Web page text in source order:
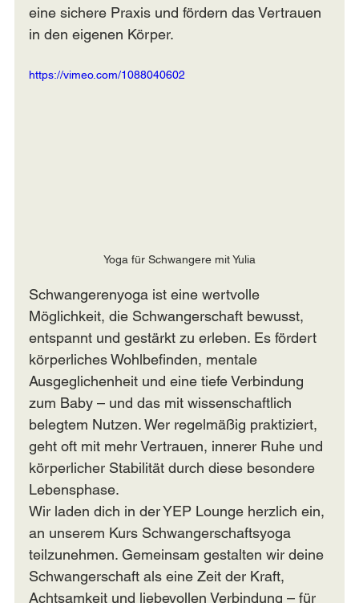
eine sichere Praxis und fördern das Vertrauen
in den eigenen Körper.
https://vimeo.com/1088040602
Yoga für Schwangere mit Yulia
Schwangerenyoga ist eine wertvolle
Möglichkeit, die Schwangerschaft bewusst,
entspannt und gestärkt zu erleben. Es fördert
körperliches Wohlbefinden, mentale
Ausgeglichenheit und eine tiefe Verbindung
zum Baby – und das mit wissenschaftlich
belegtem Nutzen. Wer regelmäßig praktiziert,
geht oft mit mehr Vertrauen, innerer Ruhe und
körperlicher Stabilität durch diese besondere
Lebensphase.
Wir laden dich in der YEP Lounge herzlich ein,
an unserem Kurs Schwangerschaftsyoga
teilzunehmen. Gemeinsam gestalten wir deine
Schwangerschaft als eine Zeit der Kraft,
Achtsamkeit und liebevollen Verbindung – für